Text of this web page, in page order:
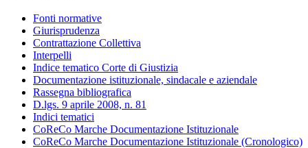
Fonti normative
Giurisprudenza
Contrattazione Collettiva
Interpelli
Indice tematico Corte di Giustizia
Documentazione istituzionale, sindacale e aziendale
Rassegna bibliografica
D.lgs. 9 aprile 2008, n. 81
Indici tematici
CoReCo Marche Documentazione Istituzionale
CoReCo Marche Documentazione Istituzionale (Cronologico)